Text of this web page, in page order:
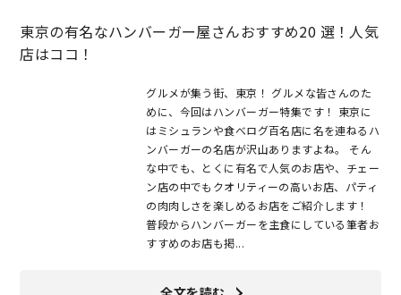
東京の有名なハンバーガー屋さんおすすめ20 選！人気
店はココ！
グルメが集う街、東京！ グルメな皆さんのた
めに、今回はハンバーガー特集です！ 東京に
はミシュランや食べログ百名店に名を連ねるハ
ンバーガーの名店が沢山ありますよね。 そん
な中でも、とくに有名で人気のお店や、チェー
ン店の中でもクオリティーの高いお店、パティ
の肉肉しさを楽しめるお店をご紹介します！
普段からハンバーガーを主食にしている筆者お
すすめのお店も掲...